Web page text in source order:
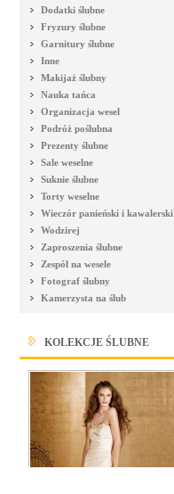
Dodatki ślubne
Fryzury ślubne
Garnitury ślubne
Inne
Makijaż ślubny
Nauka tańca
Organizacja wesel
Podróż poślubna
Prezenty ślubne
Sale weselne
Suknie ślubne
Torty weselne
Wieczór panieński i kawalerski
Wodzirej
Zaproszenia ślubne
Zespół na wesele
Fotograf ślubny
Kamerzysta na ślub
KOLEKCJE ŚLUBNE